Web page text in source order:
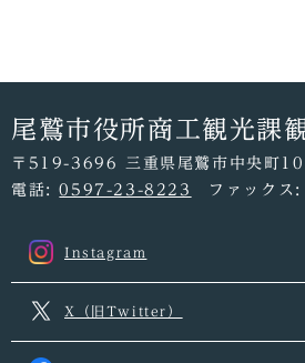
尾鷲市役所商工観光課
〒519-3696 三重県尾鷲市中央町
電話:0597-23-8223 ファック
Instagram
X（旧Twitter）